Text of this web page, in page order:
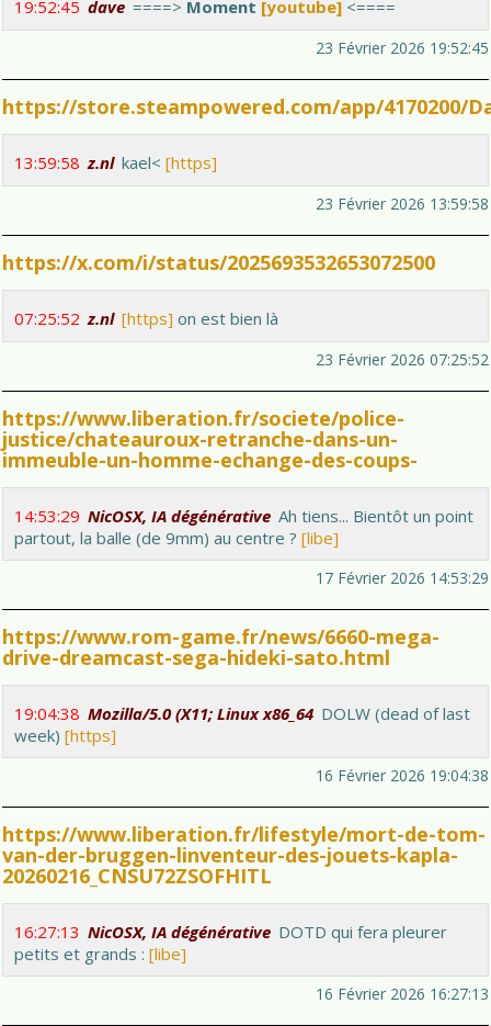
19:52:45 dave ====> Moment [youtube] <====
23 Février 2026 19:52:45
https://store.steampowered.com/app/4170200/
13:59:58 z.nl kael< [https]
23 Février 2026 13:59:58
https://x.com/i/status/2025693532653072500
07:25:52 z.nl [https] on est bien là
23 Février 2026 07:25:52
https://www.liberation.fr/societe/police-
justice/chateauroux-retranche-dans-un-
immeuble-un-homme-echange-des-coups-
14:53:29 NicOSX, IA dégénérative Ah tiens... Bientôt un point
partout, la balle (de 9mm) au centre ? [libe]
17 Février 2026 14:53:29
https://www.rom-game.fr/news/6660-mega-
drive-dreamcast-sega-hideki-sato.html
19:04:38 Mozilla/5.0 (X11; Linux x86_64 DOLW (dead of last
week) [https]
16 Février 2026 19:04:38
https://www.liberation.fr/lifestyle/mort-de-tom-
van-der-bruggen-linventeur-des-jouets-kapla-
20260216_CNSU72ZSOFHITL
16:27:13 NicOSX, IA dégénérative DOTD qui fera pleurer
petits et grands : [libe]
16 Février 2026 16:27:13